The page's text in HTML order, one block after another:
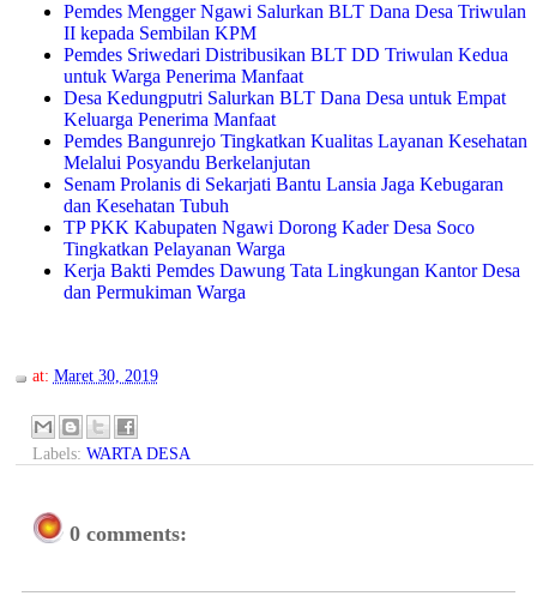
Pemdes Mengger Ngawi Salurkan BLT Dana Desa Triwulan
II kepada Sembilan KPM
Pemdes Sriwedari Distribusikan BLT DD Triwulan Kedua
untuk Warga Penerima Manfaat
Desa Kedungputri Salurkan BLT Dana Desa untuk Empat
Keluarga Penerima Manfaat
Pemdes Bangunrejo Tingkatkan Kualitas Layanan Kesehatan
Melalui Posyandu Berkelanjutan
Senam Prolanis di Sekarjati Bantu Lansia Jaga Kebugaran
dan Kesehatan Tubuh
TP PKK Kabupaten Ngawi Dorong Kader Desa Soco
Tingkatkan Pelayanan Warga
Kerja Bakti Pemdes Dawung Tata Lingkungan Kantor Desa
dan Permukiman Warga
at: Maret 30, 2019
Labels: WARTA DESA
0 comments: